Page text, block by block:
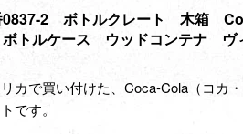
0837-2 ボトルクレート 木箱
トルケース ウッドコンテナ ヴ
カで買い付けた、Coca-Cola（コカ
です。